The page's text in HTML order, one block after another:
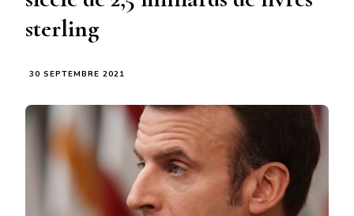
sterling
30 SEPTEMBRE 2021